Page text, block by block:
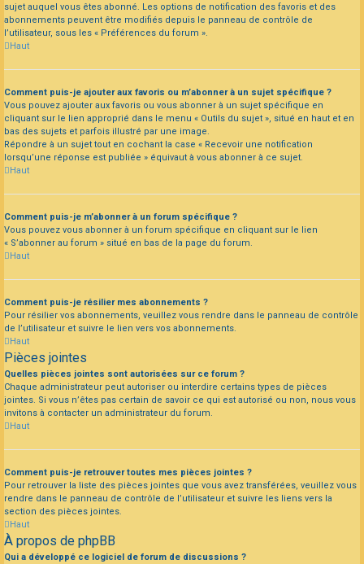
sujet auquel vous êtes abonné. Les options de notification des favoris et des
abonnements peuvent être modifiés depuis le panneau de contrôle de
l’utilisateur, sous les « Préférences du forum ».
Haut
Comment puis-je ajouter aux favoris ou m’abonner à un sujet spécifique ?
Vous pouvez ajouter aux favoris ou vous abonner à un sujet spécifique en
cliquant sur le lien approprié dans le menu « Outils du sujet », situé en haut et en
bas des sujets et parfois illustré par une image.
Répondre à un sujet tout en cochant la case « Recevoir une notification
lorsqu’une réponse est publiée » équivaut à vous abonner à ce sujet.
Haut
Comment puis-je m’abonner à un forum spécifique ?
Vous pouvez vous abonner à un forum spécifique en cliquant sur le lien
« S’abonner au forum » situé en bas de la page du forum.
Haut
Comment puis-je résilier mes abonnements ?
Pour résilier vos abonnements, veuillez vous rendre dans le panneau de contrôle
de l’utilisateur et suivre le lien vers vos abonnements.
Haut
Pièces jointes
Quelles pièces jointes sont autorisées sur ce forum ?
Chaque administrateur peut autoriser ou interdire certains types de pièces
jointes. Si vous n’êtes pas certain de savoir ce qui est autorisé ou non, nous vous
invitons à contacter un administrateur du forum.
Haut
Comment puis-je retrouver toutes mes pièces jointes ?
Pour retrouver la liste des pièces jointes que vous avez transférées, veuillez vous
rendre dans le panneau de contrôle de l’utilisateur et suivre les liens vers la
section des pièces jointes.
Haut
À propos de phpBB
Qui a développé ce logiciel de forum de discussions ?